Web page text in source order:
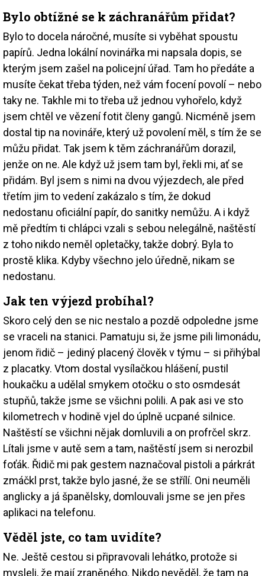
Bylo obtížné se k záchranářům přidat?
Bylo to docela náročné, musíte si vyběhat spoustu
papírů. Jedna lokální novinářka mi napsala dopis, se
kterým jsem zašel na policejní úřad. Tam ho předáte a
musíte čekat třeba týden, než vám focení povolí – nebo
taky ne. Takhle mi to třeba už jednou vyhořelo, když
jsem chtěl ve vězení fotit členy gangů. Nicméně jsem
dostal tip na novináře, který už povolení měl, s tím že se
můžu přidat. Tak jsem k těm záchranářům dorazil,
jenže on ne. Ale když už jsem tam byl, řekli mi, ať se
přidám. Byl jsem s nimi na dvou výjezdech, ale před
třetím jim to vedení zakázalo s tím, že dokud
nedostanu oficiální papír, do sanitky nemůžu. A i když
mě předtím ti chlápci vzali s sebou nelegálně, naštěstí
z toho nikdo neměl opletačky, takže dobrý. Byla to
prostě klika. Kdyby všechno jelo úředně, nikam se
nedostanu.
Jak ten výjezd probíhal?
Skoro celý den se nic nestalo a pozdě odpoledne jsme
se vraceli na stanici. Pamatuju si, že jsme pili limonádu,
jenom řidič – jediný placený člověk v týmu – si přihýbal
z placatky. Vtom dostal vysílačkou hlášení, pustil
houkačku a udělal smykem otočku o sto osmdesát
stupňů, takže jsme se všichni polili. A pak asi ve sto
kilometrech v hodině vjel do úplně ucpané silnice.
Naštěstí se všichni nějak domluvili a on profrčel skrz.
Lítali jsme v autě sem a tam, naštěstí jsem si nerozbil
foťák. Řidič mi pak gestem naznačoval pistoli a párkrát
zmáčkl prst, takže bylo jasné, že se střílí. Oni neuměli
anglicky a já španělsky, domlouvali jsme se jen přes
aplikaci na telefonu.
Věděl jste, co tam uvidíte?
Ne. Ještě cestou si připravovali lehátko, protože si
mysleli, že mají zraněného. Nikdo nevěděl, že tam na